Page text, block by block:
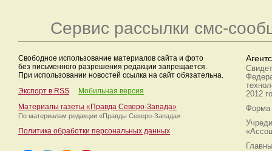
Сервис рассылки смс-
Свободное использование материалов сайта и фото
без письменного разрешения редакции запрещается.
При использовании новостей ссылка на сайт обязательна.
Экспорт в RSS
Мобильная версия
Материалы газеты «Правда Северо-Запада»
По материалам редакции «Правды Северо-Запада».
Политика обработки персональных данных
2012
Форма